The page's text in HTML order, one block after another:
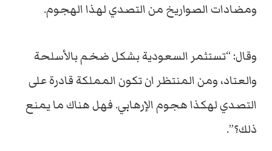
ومضادات الصواريخ من التصدي لهذا الهجوم.
وقال: “تستثمر السعودية بشكل ضخم بالأسلحة
والعتاد، ومن المنتظر ان تكون المملكة قادرة على
التصدي لهكذا هجوم الإرهابي. فهل هناك ما يمنع
ذلك؟”.